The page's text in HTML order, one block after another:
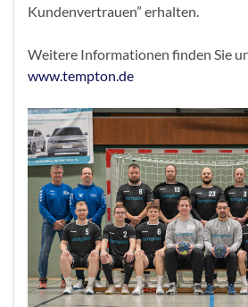
Kundenvertrauen” erhalten.
Weitere Informationen finden Sie
www.tempton.de